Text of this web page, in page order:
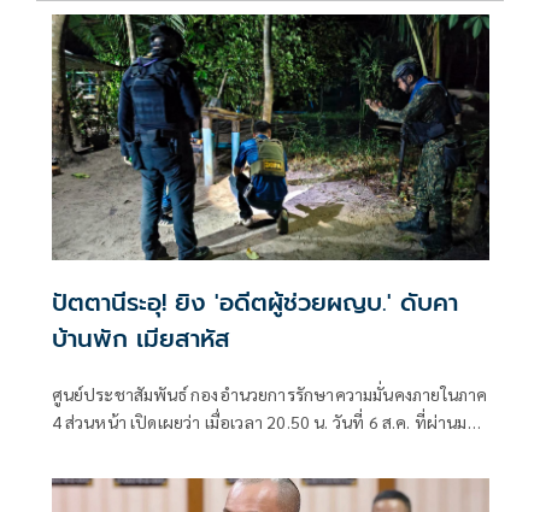
ปัตตานีระอุ! ยิง 'อดีตผู้ช่วยผญบ.' ดับคา
บ้านพัก เมียสาหัส
ศูนย์ประชาสัมพันธ์ กองอำนวยการรักษาความมั่นคงภายในภาค
4 ส่วนหน้า เปิดเผยว่า เมื่อเวลา 20.50 น. วันที่ 6 ส.ค. ที่ผ่านมา
อาแว อดีตผู้ช่วยผู้ใหญ่บ้านหมู่ที่ 5